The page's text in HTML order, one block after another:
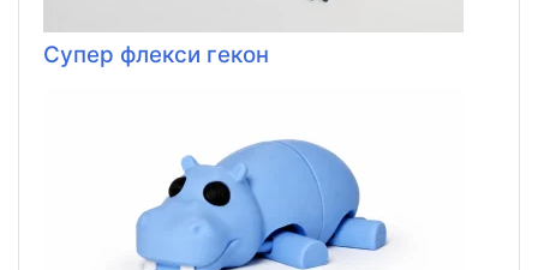
Супер флекси гекон